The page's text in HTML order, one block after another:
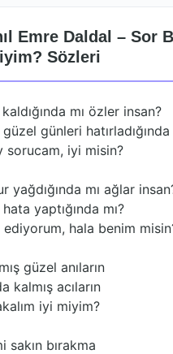
Emre Daldal – Sor
Sözleri
kaldığında mı özler insan?
günleri hatırladığında
sorucam, iyi misin?
yağdığında mı ağlar
yaptığında mı?
ediyorum, hala benim
güzel anıların
kalmış acıların
iyi miyim?
sakın bırakma